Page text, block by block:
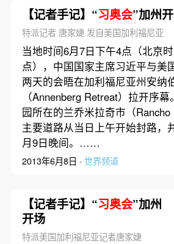
【记者手记】“习奥会”加州
特派记者 唐家婕 发自美国加利福尼亚
当地时间6月7日下午4点（北京
点），中国国家主席习近平与美
两天的会晤在加利福尼亚州安纳
（Annenberg Retreat）拉开序
园所在的兰乔米拉奇市（
主要道路从当日上午开始封路，
月9日晚间。……
2013年6月8日 · 世界频道
【记者手记】“习奥会”加州
开场
特派美国加利福尼亚记者唐家婕